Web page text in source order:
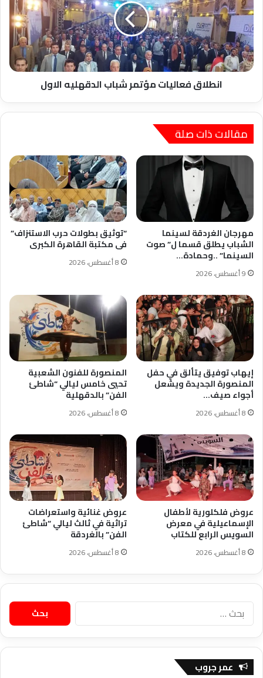
شباب
الدقهليه
الاول
انطلاق فعاليات مؤتمر شباب الدقهليه الاول
مقالات ذات صلة
مهرجان الغردقة لسينما
الشباب يطلق قسما ل” صوت
السينما” ..وحمادة…
9 أغسطس، 2026
“توثيق بطولات حرب الاستنزاف”
فى مكتبة القاهرة الكبرى
8 أغسطس، 2026
إيهاب توفيق يتألق في حفل
المنصورة الجديدة ويشعل
أجواء صيف…
8 أغسطس، 2026
المنصورة للفنون الشعبية
تحيي خامس ليالي “شاطئ
الفن” بالدقهلية
8 أغسطس، 2026
عروض فلكلورية لأطفال
الإسماعيلية في معرض
السويس الرابع للكتاب
8 أغسطس، 2026
عروض غنائية واستعراضات
تراثية في ثالث ليالي “شاطئ
الفن” بالغردقة
8 أغسطس، 2026
البحث
عن:
عمر جروب